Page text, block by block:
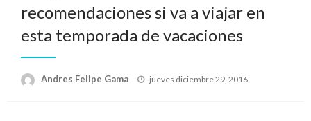
recomendaciones si va a viajar en
esta temporada de vacaciones
Andres Felipe Gama
Publicado
jueves diciembre 29, 2016